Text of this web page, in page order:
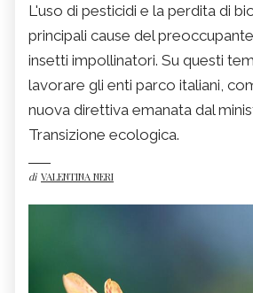
L'uso di pesticidi e la perdita di
principali cause del
insetti impollinatori. Su questi
lavorare gli enti parco italiani,
nuova direttiva emanata dal
Transizione ecologica.
di VALENTINA NERI